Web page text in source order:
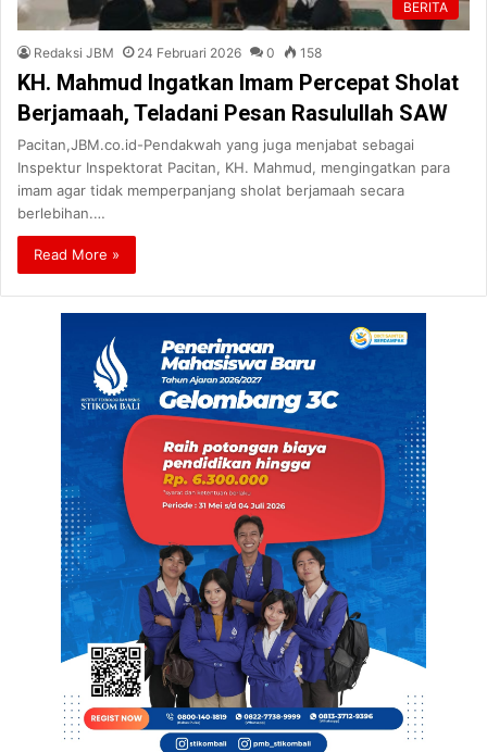
BERITA
Redaksi JBM 24 Februari 2026 0 158
KH. Mahmud Ingatkan Imam Percepat Sholat
Berjamaah, Teladani Pesan Rasulullah SAW
Pacitan,JBM.co.id-Pendakwah yang juga menjabat sebagai
Inspektur Inspektorat Pacitan, KH. Mahmud, mengingatkan para
imam agar tidak memperpanjang sholat berjamaah secara
berlebihan.…
Read More »